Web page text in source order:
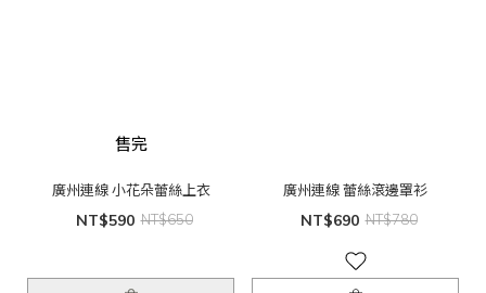
售完
廣州連線 小花朵蕾絲上衣
NT$590 NT$650
廣州連線 蕾絲滾邊罩衫
NT$690 NT$780